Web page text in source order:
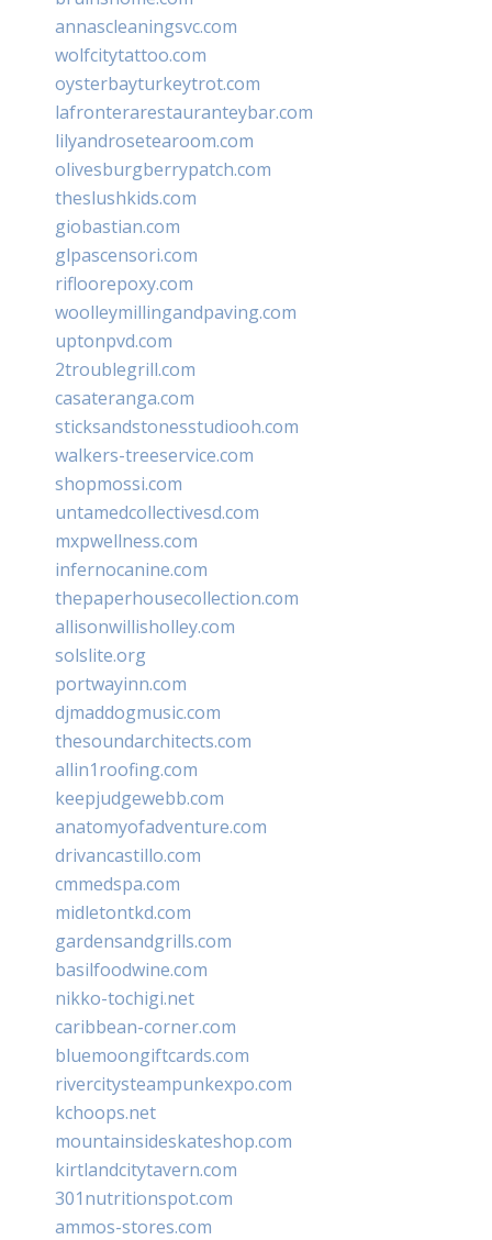
annascleaningsvc.com
wolfcitytattoo.com
oysterbayturkeytrot.com
lafronterarestauranteybar.com
lilyandrosetearoom.com
olivesburgberrypatch.com
theslushkids.com
giobastian.com
glpascensori.com
rifloorepoxy.com
woolleymillingandpaving.com
uptonpvd.com
2troublegrill.com
casateranga.com
sticksandstonesstudiooh.com
walkers-treeservice.com
shopmossi.com
untamedcollectivesd.com
mxpwellness.com
infernocanine.com
thepaperhousecollection.com
allisonwillisholley.com
solslite.org
portwayinn.com
djmaddogmusic.com
thesoundarchitects.com
allin1roofing.com
keepjudgewebb.com
anatomyofadventure.com
drivancastillo.com
cmmedspa.com
midletontkd.com
gardensandgrills.com
basilfoodwine.com
nikko-tochigi.net
caribbean-corner.com
bluemoongiftcards.com
rivercitysteampunkexpo.com
kchoops.net
mountainsideskateshop.com
kirtlandcitytavern.com
301nutritionspot.com
ammos-stores.com